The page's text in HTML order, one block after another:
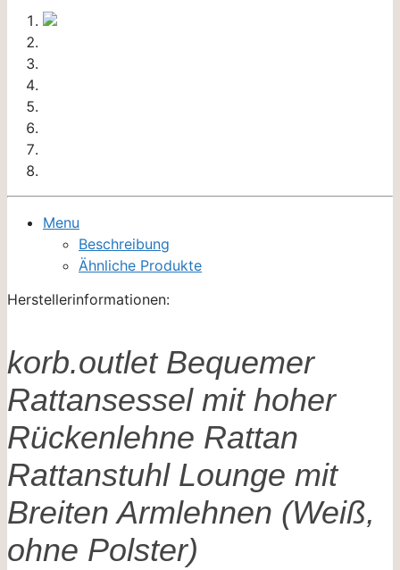
Menu
Beschreibung
Ähnliche Produkte
Herstellerinformationen:
korb.outlet Bequemer
Rattansessel mit hoher
Rückenlehne Rattan
Rattanstuhl Lounge mit
Breiten Armlehnen (Weiß,
ohne Polster)